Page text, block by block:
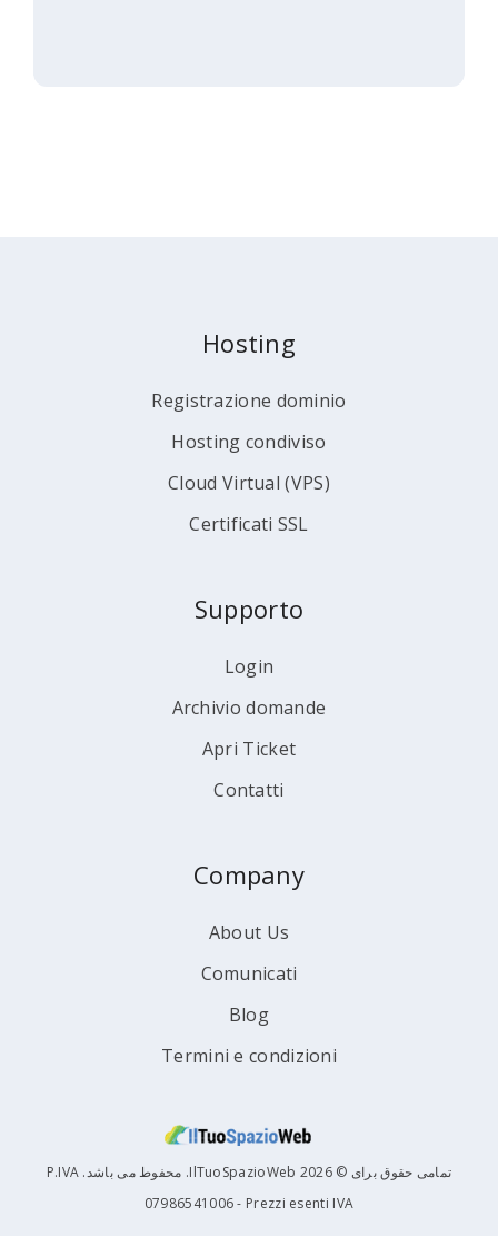
Hosting
Registrazione dominio
Hosting condiviso
Cloud Virtual (VPS)
Certificati SSL
Supporto
Login
Archivio domande
Apri Ticket
Contatti
Company
About Us
Comunicati
Blog
Termini e condizioni
تمامی حقوق برای © 2026 IlTuoSpazioWeb. محفوط می باشد. P.IVA
07986541006 - Prezzi esenti IVA